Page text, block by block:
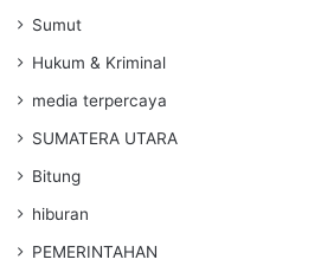
Sumut
Hukum & Kriminal
media terpercaya
SUMATERA UTARA
Bitung
hiburan
PEMERINTAHAN